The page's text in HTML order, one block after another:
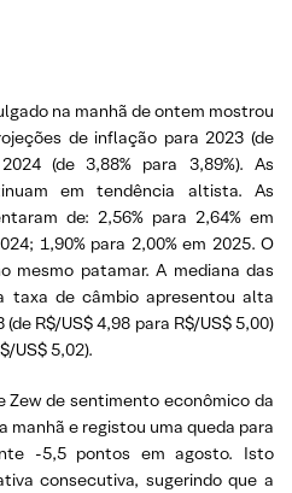
na manhã de ontem mostrou
de inflação para 2023 (de
(de 3,88% para 3,89%). As
em tendência altista. As
de: 2,56% para 2,64% em
1,90% para 2,00% em 2025. O
mesmo patamar. A mediana das
taxa de câmbio apresentou alta
R$/US$ 4,98 para R$/US$ 5,00)
US$ 5,02).
Zew de sentimento econômico da
manhã e registou uma queda para
-5,5 pontos em agosto. Isto
consecutiva, sugerindo que a